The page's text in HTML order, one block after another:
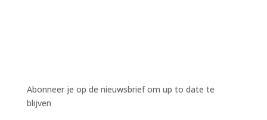
Abonneer je op de nieuwsbrief om up to date te
blijven